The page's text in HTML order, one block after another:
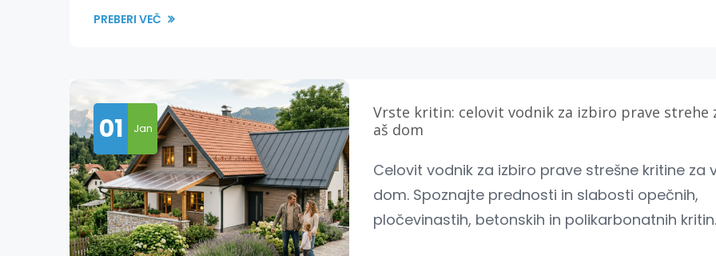
PREBERI VEČ
01 Jan
Vrste kritin: celovit vodnik za izbiro prave strehe
aš dom
Celovit vodnik za izbiro prave strešne kritine za
dom. Spoznajte prednosti in slabosti opečnih,
pločevinastih, betonskih in polikarbonatnih kritin.